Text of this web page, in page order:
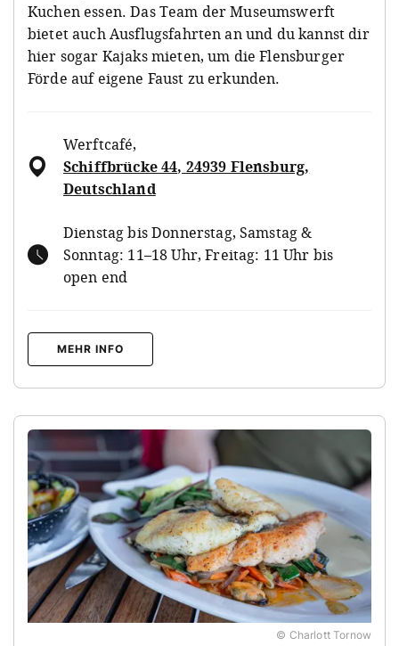
Kuchen essen. Das Team der Museumswerft
bietet auch Ausflugsfahrten an und du kannst dir
hier sogar Kajaks mieten, um die Flensburger
Förde auf eigene Faust zu erkunden.
Werftcafé,
Schiffbrücke 44, 24939 Flensburg,
Deutschland
Dienstag bis Donnerstag, Samstag &
Sonntag: 11–18 Uhr, Freitag: 11 Uhr bis
open end
MEHR INFO
© Charlott Tornow